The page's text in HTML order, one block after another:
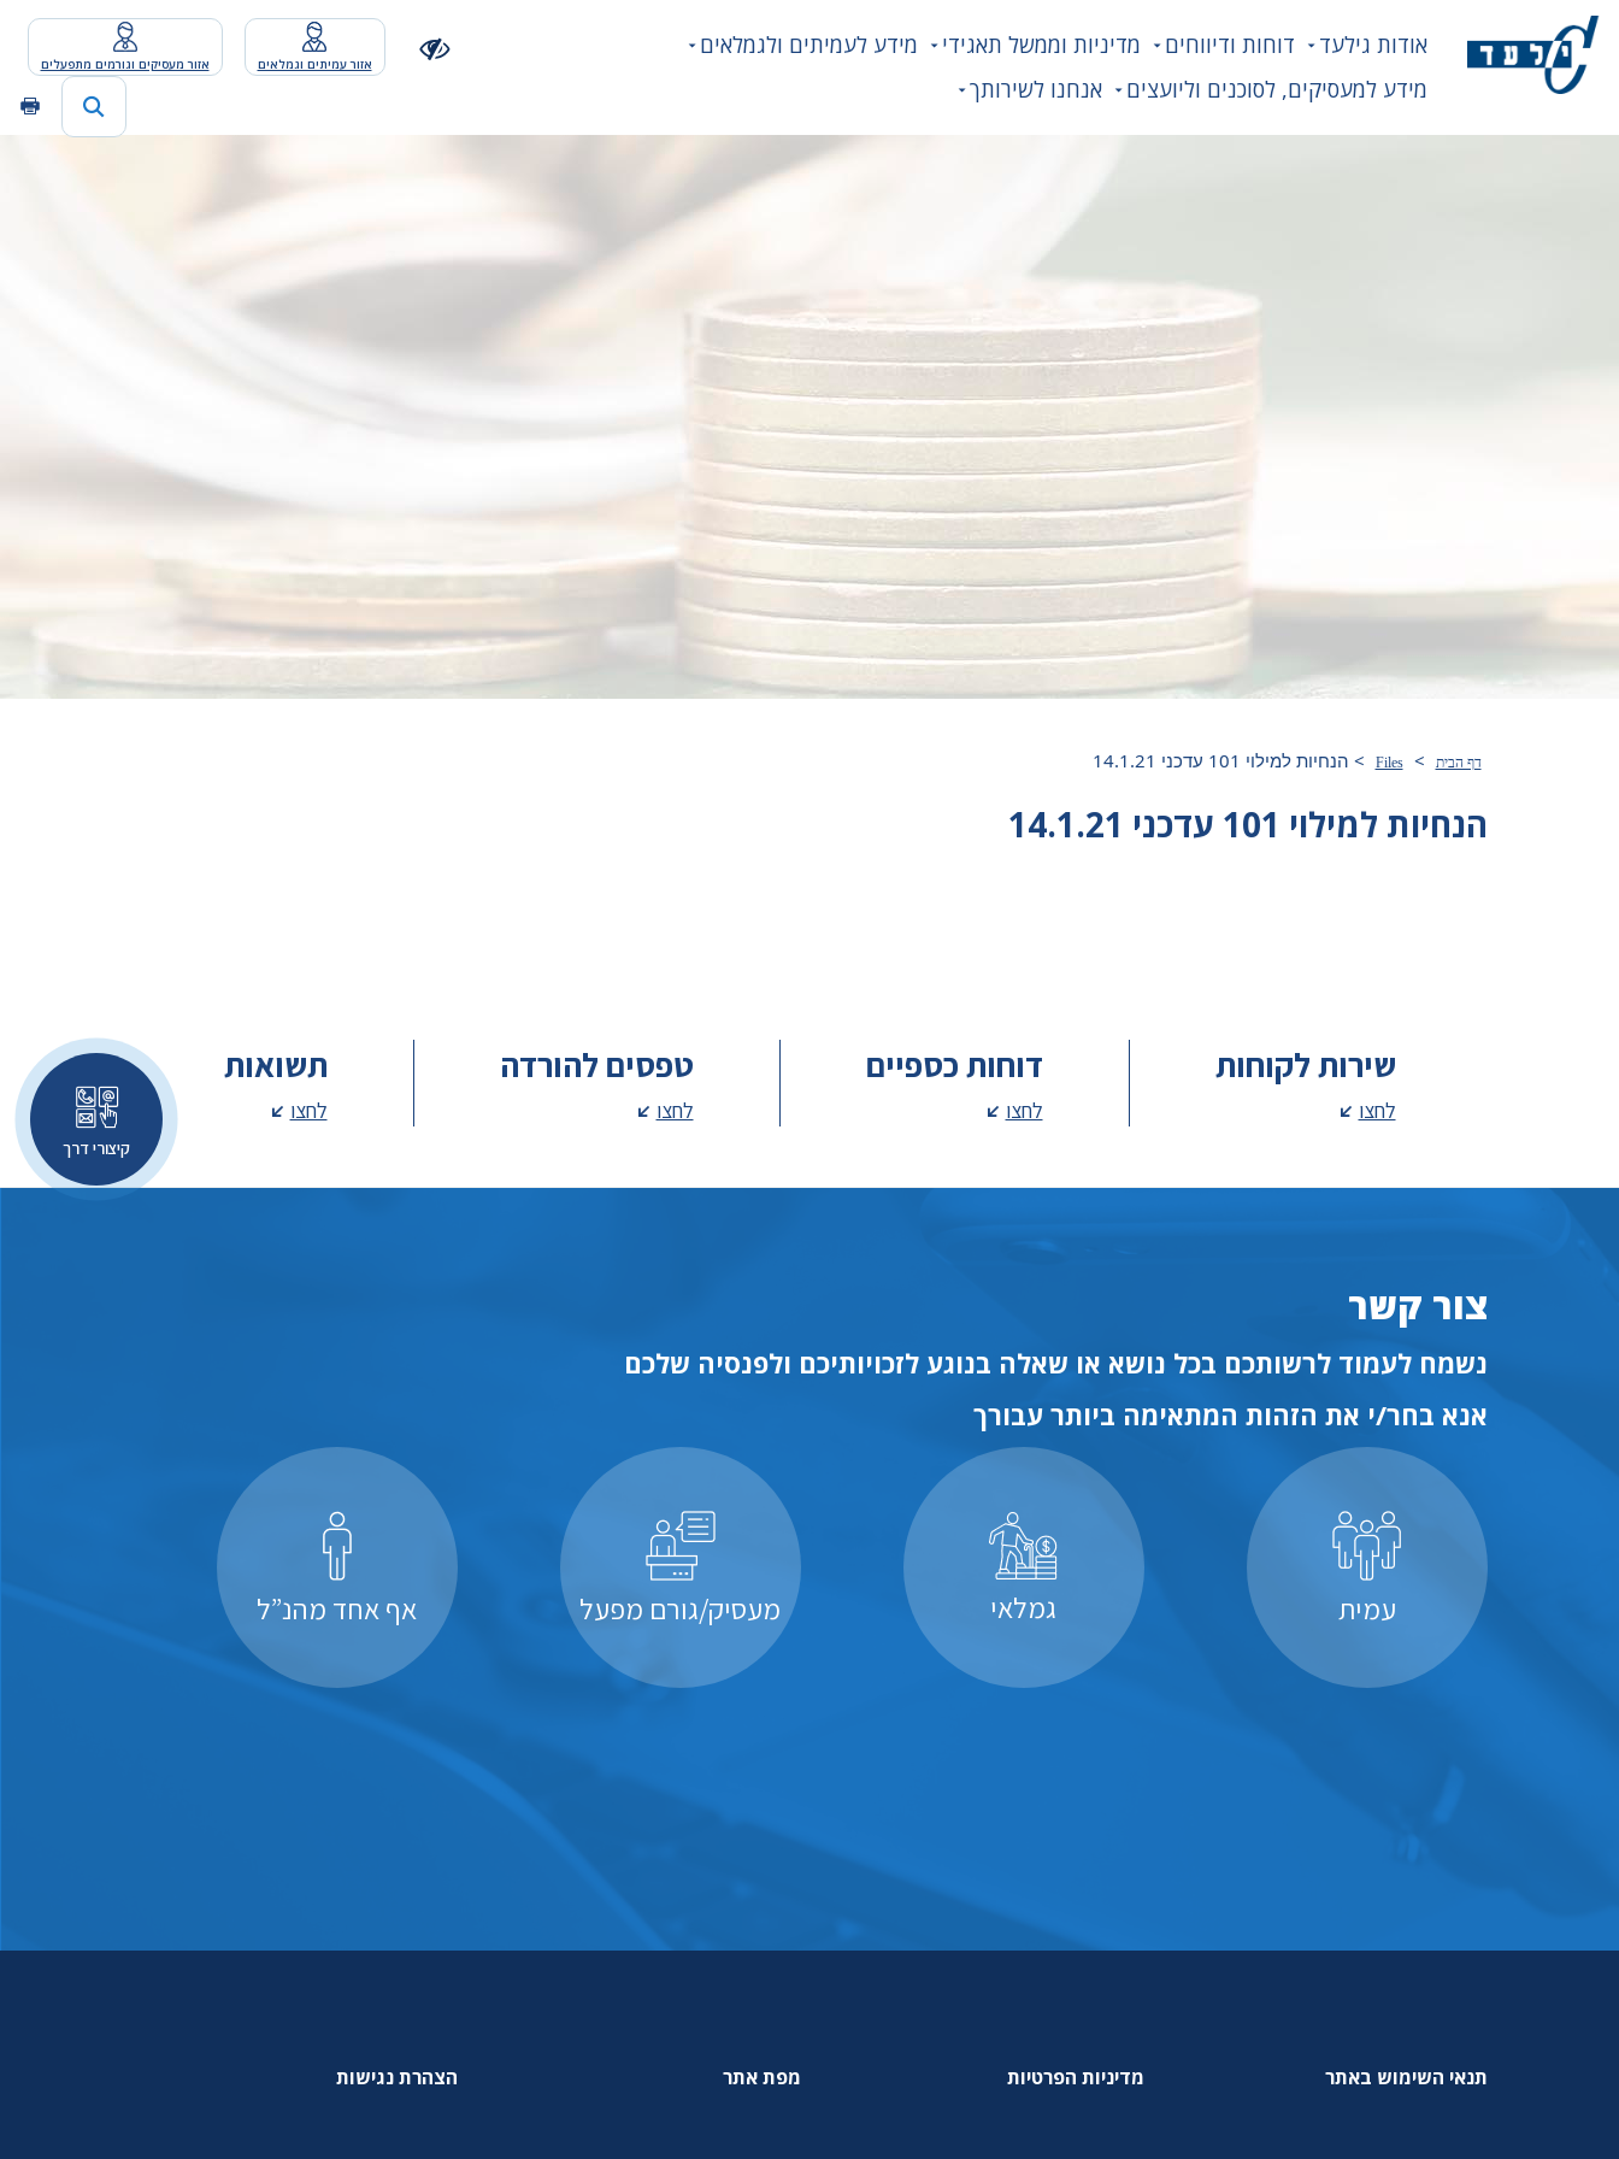
אודות גילעד דוחות ודיווחים מדיניות וממשל תאגידי
מידע לעמיתים ולגמלאים
מידע למעסיקים, לסוכנים וליועצים
אנחנו לשירותך
אזור עמיתים וגמלאים אזור מעסיקים וגורמים מתפעלים
קיצורי דרך
דף הבית >
Files
> הנחיות למילוי 101 עדכני 14.1.21
הנחיות למילוי 101 עדכני 14.1.21
שירות לקוחות
לחצו
דוחות כספיים
לחצו
טפסים להורדה
לחצו
תשואות
לחצו
צור קשר
נשמח לעמוד לרשותכם בכל נושא או שאלה בנוגע לזכויותיכם ולפנסיה שלכם
אנא בחר/י את הזהות המתאימה ביותר עבורך
עמית גמלאי מעסיק/גורם מפעל אף אחד מהנ”ל
תנאי השימוש באתר מדיניות הפרטיות מפת אתר הצהרת נגישות